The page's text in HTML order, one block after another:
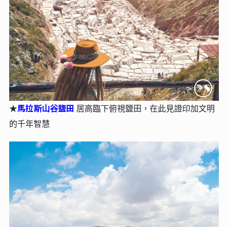
★馬拉斯⼭⾕鹽田 居⾼臨下俯視鹽⽥，在此見證印加文明
的千年智慧